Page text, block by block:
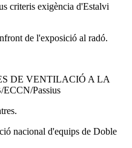
exigència d'Estalvi
de l'exposició al radó.
DE VENTILACIÓ A LA
Passius
nacional d'equips de Doble